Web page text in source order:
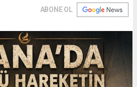
ABONE OL